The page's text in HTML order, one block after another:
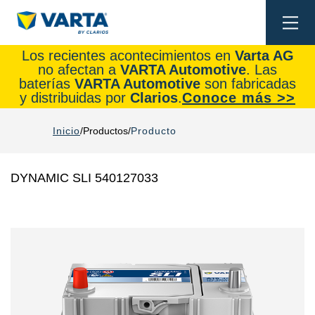
Los recientes acontecimientos en Varta AG
no afectan a VARTA Automotive. Las
baterías VARTA Automotive son fabricadas
y distribuidas por Clarios.Conoce más >>
Inicio Productos Producto
DYNAMIC SLI 540127033